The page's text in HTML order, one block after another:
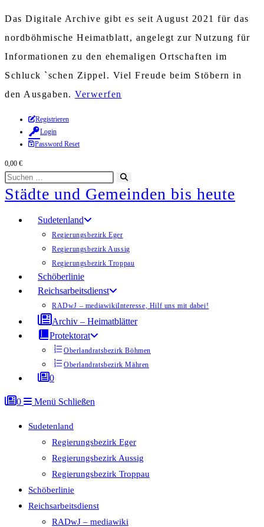
Das Digitale Archive gibt es seit August 2021 für das
nordböhmische Heimatblatt, angelegt zur Nutzung für
Informationen zu den ehemaligen Ortschaften im
Schluck `schen Zippel. Viel Freude beim Stöbern in
den Ausgaben. Verwerfen
Zum
Inhalt
springen
Registrieren
Login
Password Reset
0,00 €
Diese
Website
durchsuchen
starten
Städte und Gemeinden bis heute
Sudetenland
Regierungsbezirk Eger
Regierungsbezirk Aussig
Regierungsbezirk Troppau
Schöberlinie
Reichsarbeitsdienst
RADwJ – mediawikiInteresse, Hilf uns mit dabei!
Archiv – Heimatblätter
Protektorat
Oberlandratsbezirk Böhmen
Oberlandratsbezirk Mähren
0
0 Menü Schließen
Sudetenland
Regierungsbezirk Eger
Regierungsbezirk Aussig
Regierungsbezirk Troppau
Schöberlinie
Reichsarbeitsdienst
RADwJ – mediawiki